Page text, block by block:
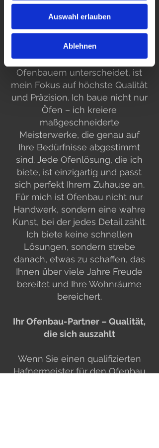
Auswahl erlauben
Ablehnen
Qualität, Präzision und
individuelle Beratung
Was mich von anderen
Ofenbauern unterscheidet, ist
mein Fokus auf höchste Qualität
und Präzision. Ich baue nicht nur
Öfen – ich kreiere
maßgeschneiderte
Meisterwerke, die genau auf
Ihre Bedürfnisse abgestimmt
sind. Jede Ofenlösung, die ich
biete, ist einzigartig und passt
sich perfekt Ihrem Zuhause an.
Für mich ist Ofenbau nicht nur
Handwerk, sondern eine wahre
Kunst, bei der jedes Detail zählt.
Ich biete keine schnellen
Lösungen, sondern strebe
danach, etwas zu schaffen, das
Ihnen über viele Jahre Freude
bereitet und Ihre Wohnräume
bereichert.
​Ihr Ofenbau-Partner – Qualität,
die sich auszahlt
​Wenn Sie einen qualifizierten
Hafnermeister für den Ofenbau